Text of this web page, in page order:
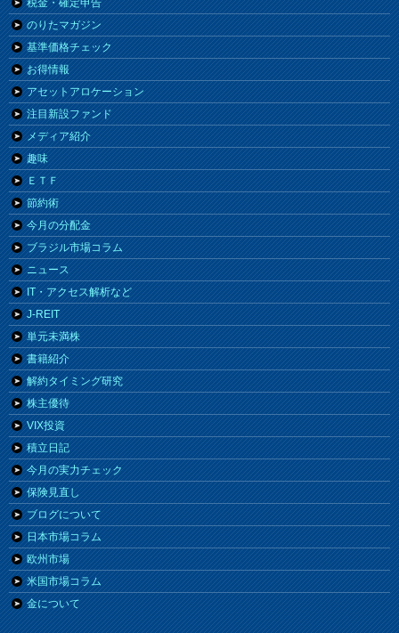
税金・確定申告
のりたマガジン
基準価格チェック
お得情報
アセットアロケーション
注目新設ファンド
メディア紹介
趣味
ＥＴＦ
節約術
今月の分配金
ブラジル市場コラム
ニュース
IT・アクセス解析など
J-REIT
単元未満株
書籍紹介
解約タイミング研究
株主優待
VIX投資
積立日記
今月の実力チェック
保険見直し
ブログについて
日本市場コラム
欧州市場
米国市場コラム
金について